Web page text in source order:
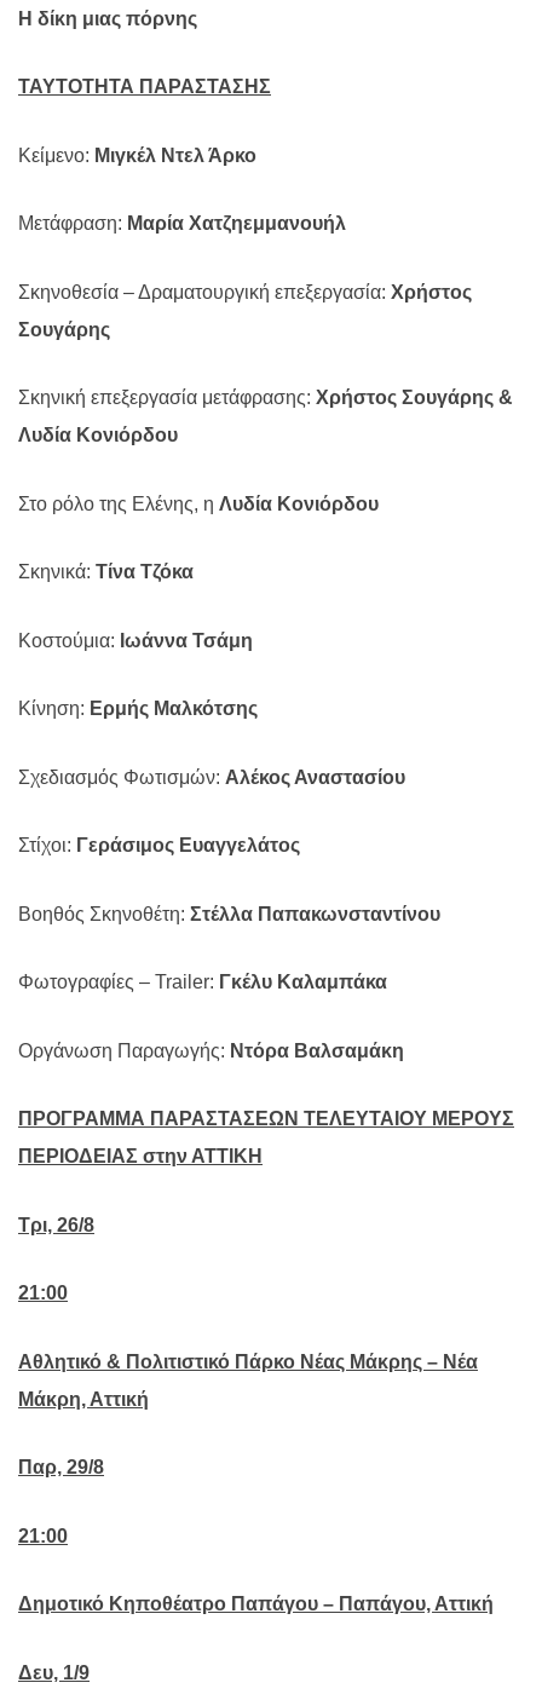
Η δίκη μιας πόρνης
ΤΑΥΤΟΤΗΤΑ ΠΑΡΑΣΤΑΣΗΣ
Κείμενο: Μιγκέλ Ντελ Άρκο
Μετάφραση: Μαρία Χατζηεμμανουήλ
Σκηνοθεσία – Δραματουργική επεξεργασία: Χρήστος
Σουγάρης
Σκηνική επεξεργασία μετάφρασης: Χρήστος Σουγάρης &
Λυδία Κονιόρδου
Στο ρόλο της Ελένης, η Λυδία Κονιόρδου
Σκηνικά: Τίνα Τζόκα
Κοστούμια: Ιωάννα Τσάμη
Κίνηση: Ερμής Μαλκότσης
Σχεδιασμός Φωτισμών: Αλέκος Αναστασίου
Στίχοι: Γεράσιμος Ευαγγελάτος
Βοηθός Σκηνοθέτη: Στέλλα Παπακωνσταντίνου
Φωτογραφίες – Trailer: Γκέλυ Καλαμπάκα
Οργάνωση Παραγωγής: Ντόρα Βαλσαμάκη
ΠΡΟΓΡΑΜΜΑ ΠΑΡΑΣΤΑΣΕΩΝ ΤΕΛΕΥΤΑΙΟΥ ΜΕΡΟΥΣ
ΠΕΡΙΟΔΕΙΑΣ στην ΑΤΤΙΚΗ
Τρι, 26/8
21:00
Αθλητικό & Πολιτιστικό Πάρκο Νέας Μάκρης – Νέα
Μάκρη, Αττική
Παρ, 29/8
21:00
Δημοτικό Κηποθέατρο Παπάγου – Παπάγου, Αττική
Δευ, 1/9